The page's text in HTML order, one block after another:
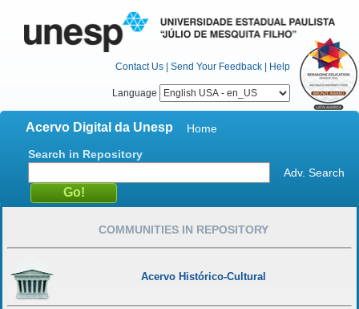
Contact Us | Send Your Feedback | Help
Language
Acervo Digital da Unesp
Home
Search in Repository
Adv. Search
COMMUNITIES IN REPOSITORY
Acervo Histórico-Cultural